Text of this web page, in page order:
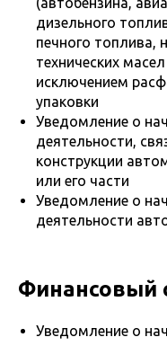
дизельного
печного топлива,
технических
исключением
упаковки
Уведомление о
деятельности,
конструкции
или его части
Уведомление о
деятельности
Финансовый
Уведомление о